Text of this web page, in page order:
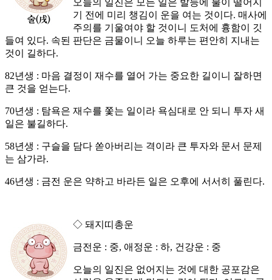
오늘의 일진은 모든 일은 발등에 불이 떨어지
기 전에 미리 챙김이 운을 여는 것이다. 매사에
주의를 기울여야 할 것이니 도처에 흉함이 깃
들여 있다. 속된 판단은 금물이니 오늘 하루는 편안히 지내는
것이 길하다.
82년생 : 마음 결정이 재수를 열어 가는 중요한 길이니 잘하면
큰 것을 얻는다.
70년생 : 탐욕은 재수를 쫓는 일이라 욕심대로 안 되니 투자 새
일은 불길하다.
58년생 : 구슬을 담다 쏟아버리는 격이라 큰 투자와 문서 문제
는 삼가라.
46년생 : 금전 운은 약하고 바라든 일은 오후에 서서히 풀린다.
◇ 돼지띠총운
금전운 : 중, 애정운 : 하, 건강운 : 중
오늘의 일진은 없어지는 것에 대한 공포감은